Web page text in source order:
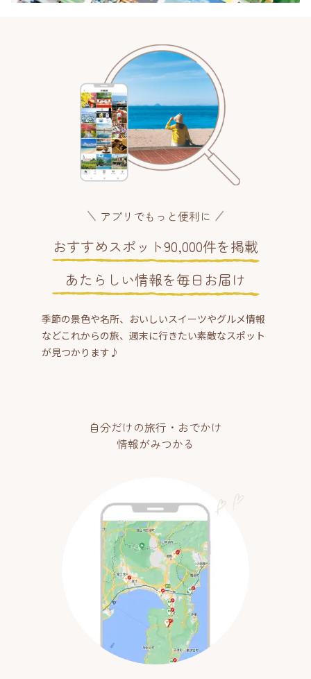
アプリでもっと便利に
おすすめスポット90,000件を掲載
あたらしい情報を毎日お届け
季節の景色や名所、おいしいスイーツやグルメ情報
などこれからの旅、週末に行きたい素敵なスポット
が見つかります♪
自分だけの旅行・おでかけ
情報がみつかる